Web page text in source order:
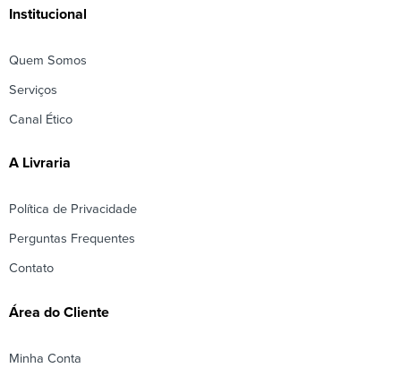
Institucional
Quem Somos
Serviços
Canal Ético
A Livraria
Política de Privacidade
Perguntas Frequentes
Contato
Área do Cliente
Minha Conta